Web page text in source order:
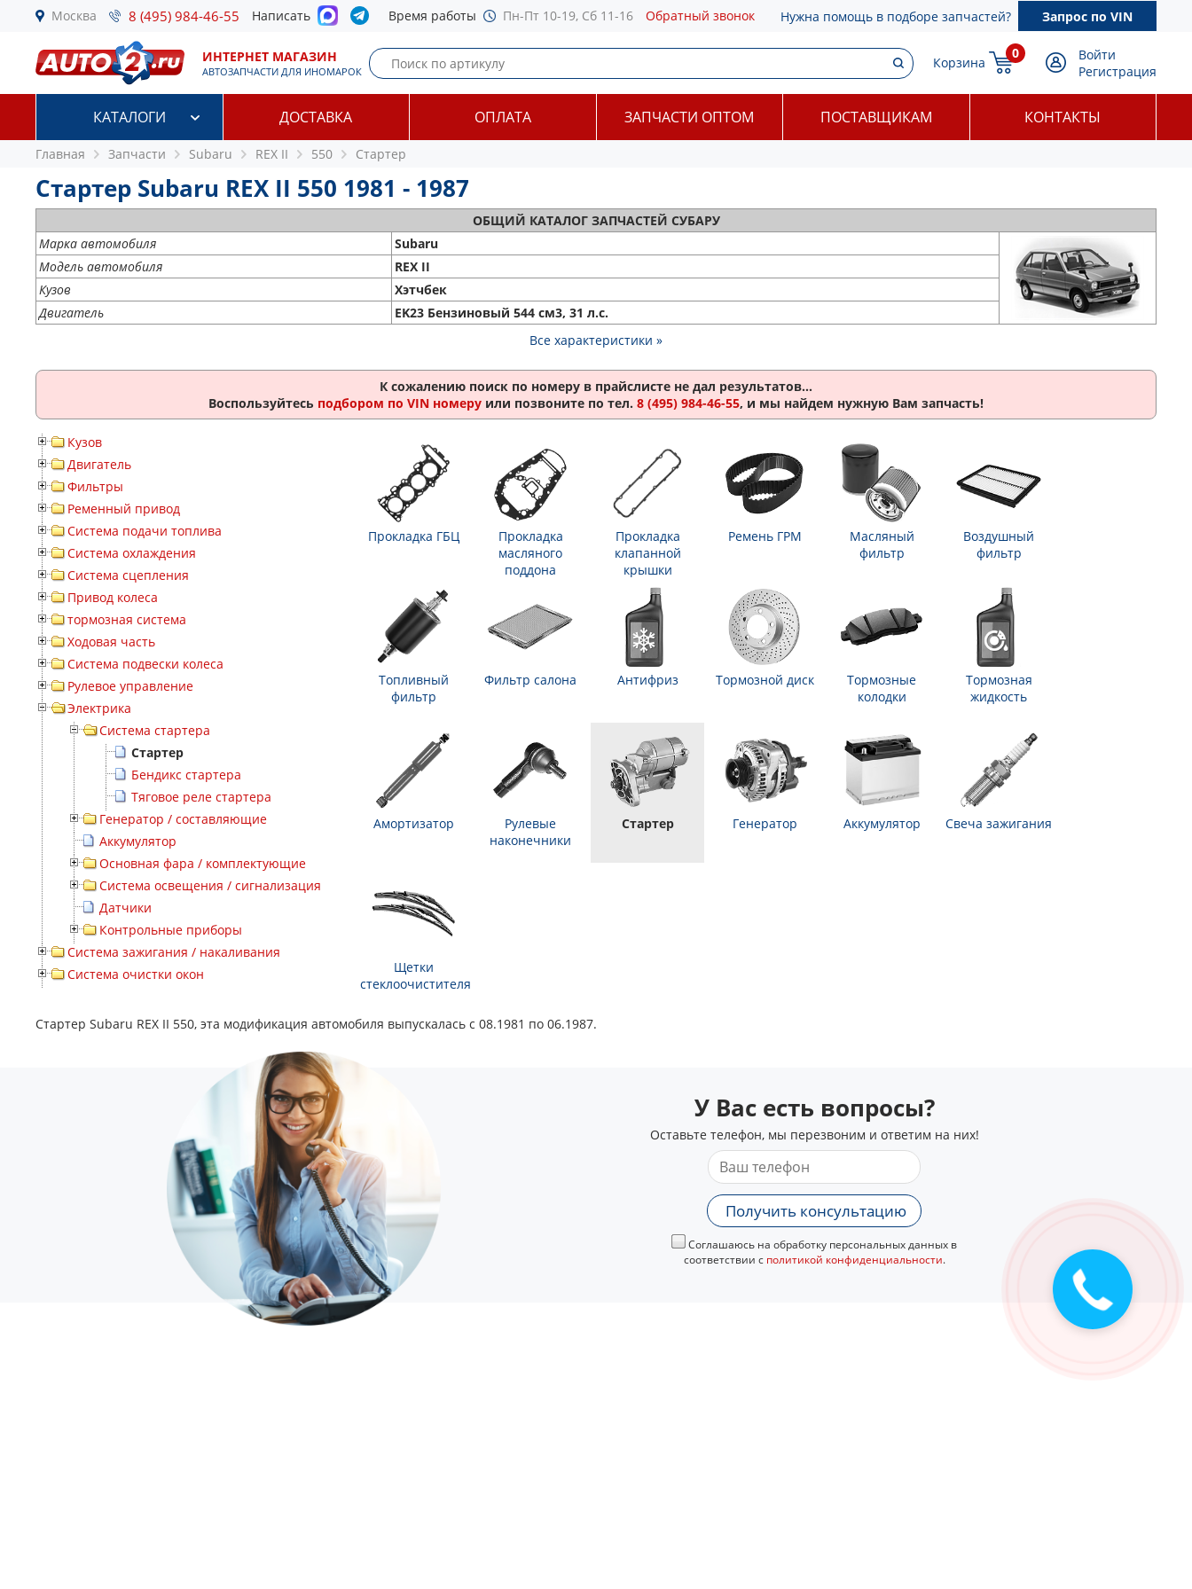
Москва 8 (495) 984-46-55 Написать Время работы Пн-Пт 10-19, Сб 11-16 Обратный звонок Нужна помощь в подборе запчастей? Запрос по VIN
ИНТЕРНЕТ МАГАЗИН
АВТОЗАПЧАСТИ ДЛЯ ИНОМАРОК
Корзина
0
Войти
Регистрация
КАТАЛОГИ ДОСТАВКА ОПЛАТА ЗАПЧАСТИ ОПТОМ ПОСТАВЩИКАМ КОНТАКТЫ
Главная Запчасти Subaru REX II 550 Стартер
Стартер Subaru REX II 550 1981 - 1987
ОБЩИЙ КАТАЛОГ ЗАПЧАСТЕЙ СУБАРУ
Марка автомобиля
Subaru
Модель автомобиля
REX II
Кузов
Хэтчбек
Двигатель
EK23 Бензиновый 544 см3, 31 л.с.
Все характеристики »
К сожалению поиск по номеру в прайслисте не дал результатов...
Воспользуйтесь подбором по VIN номеру или позвоните по тел. 8 (495) 984-46-55, и мы найдем нужную Вам запчасть!
Кузов
Двигатель
Фильтры
Ременный привод
Система подачи топлива
Система охлаждения
Система сцепления
Привод колеса
тормозная система
Ходовая часть
Система подвески колеса
Рулевое управление
Электрика
Система стартера
Стартер
Бендикс стартера
Тяговое реле стартера
Генератор / составляющие
Аккумулятор
Основная фара / комплектующие
Система освещения / сигнализация
Датчики
Контрольные приборы
Система зажигания / накаливания
Система очистки окон
Прокладка ГБЦ
Прокладка
масляного
поддона
Прокладка
клапанной
крышки
Ремень ГРМ
Масляный
фильтр
Воздушный
фильтр
Топливный
фильтр
Фильтр салона Антифриз Тормозной диск
Тормозные
колодки
Тормозная
жидкость
Амортизатор
Рулевые
наконечники
Стартер Генератор Аккумулятор Свеча зажигания
Щетки
стеклоочистителя
Стартер Subaru REX II 550, эта модификация автомобиля выпускалась с 08.1981 по 06.1987.
У Вас есть вопросы?
Оставьте телефон, мы перезвоним и ответим на них!
Получить консультацию
Соглашаюсь на обработку персональных данных в
соответствии с политикой конфиденциальности.